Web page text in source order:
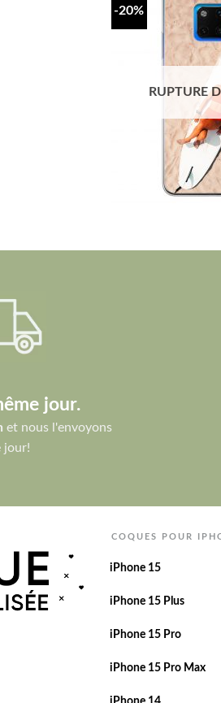
-20%
RUPTURE
jour.
et nous l'envoyons
jour!
COQUES POUR
iPhone 15
iPhone 15 Plus
iPhone 15 Pro
iPhone 15 Pro Max